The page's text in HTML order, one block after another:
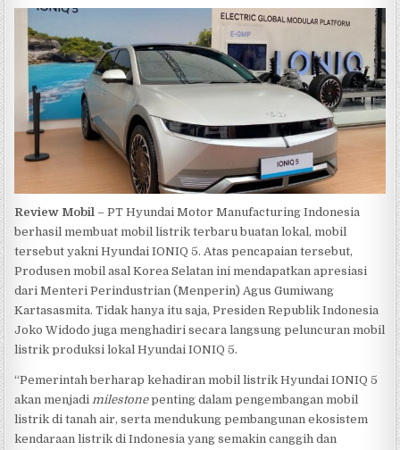
Review Mobil – PT Hyundai Motor Manufacturing Indonesia
berhasil membuat mobil listrik terbaru buatan lokal, mobil
tersebut yakni Hyundai IONIQ 5. Atas pencapaian tersebut,
Produsen mobil asal Korea Selatan ini mendapatkan apresiasi
dari Menteri Perindustrian (Menperin) Agus Gumiwang
Kartasasmita. Tidak hanya itu saja, Presiden Republik Indonesia
Joko Widodo juga menghadiri secara langsung peluncuran mobil
listrik produksi lokal Hyundai IONIQ 5.
“Pemerintah berharap kehadiran mobil listrik Hyundai IONIQ 5
akan menjadi milestonepenting dalam pengembangan mobil
listrik di tanah air, serta mendukung pembangunan ekosistem
kendaraan listrik di Indonesia yang semakin canggih dan